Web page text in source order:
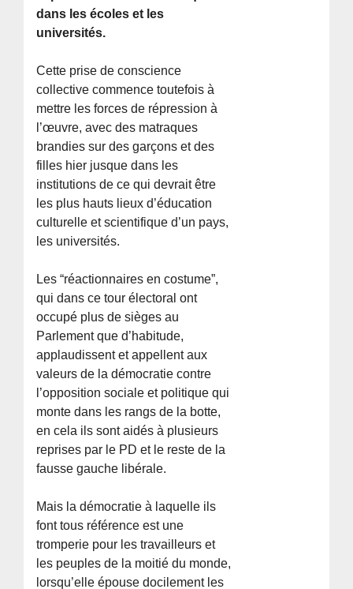
dans les écoles et les
universités.
Cette prise de conscience
collective commence toutefois à
mettre les forces de répression à
l’œuvre, avec des matraques
brandies sur des garçons et des
filles hier jusque dans les
institutions de ce qui devrait être
les plus hauts lieux d’éducation
culturelle et scientifique d’un pays,
les universités.
Les “réactionnaires en costume”,
qui dans ce tour électoral ont
occupé plus de sièges au
Parlement que d’habitude,
applaudissent et appellent aux
valeurs de la démocratie contre
l’opposition sociale et politique qui
monte dans les rangs de la botte,
en cela ils sont aidés à plusieurs
reprises par le PD et le reste de la
fausse gauche libérale.
Mais la démocratie à laquelle ils
font tous référence est une
tromperie pour les travailleurs et
les peuples de la moitié du monde,
lorsqu’elle épouse docilement les